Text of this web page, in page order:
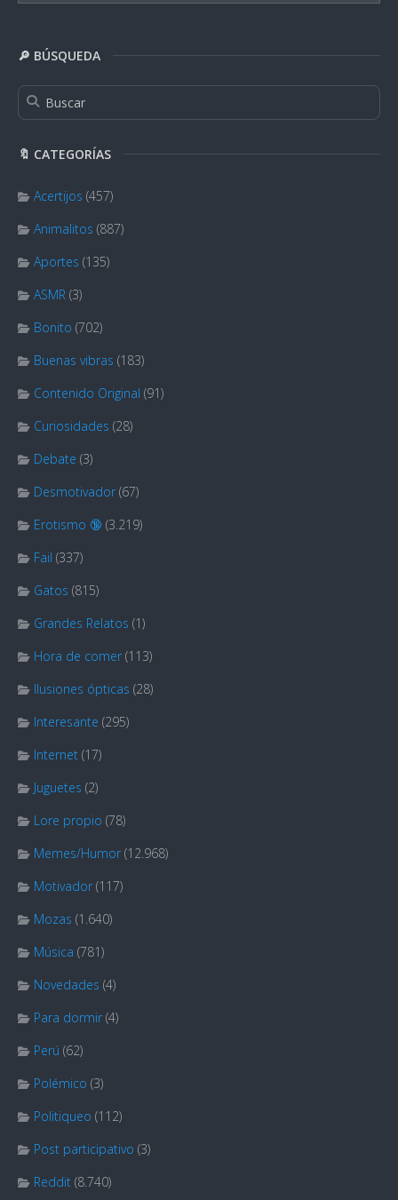
🔎 BÚSQUEDA
🔖 CATEGORÍAS
Acertijos (457)
Animalitos (887)
Aportes (135)
ASMR (3)
Bonito (702)
Buenas vibras (183)
Contenido Original (91)
Curiosidades (28)
Debate (3)
Desmotivador (67)
Erotismo 🔞 (3.219)
Fail (337)
Gatos (815)
Grandes Relatos (1)
Hora de comer (113)
Ilusiones ópticas (28)
Interesante (295)
Internet (17)
Juguetes (2)
Lore propio (78)
Memes/Humor (12.968)
Motivador (117)
Mozas (1.640)
Música (781)
Novedades (4)
Para dormir (4)
Perú (62)
Polémico (3)
Politiqueo (112)
Post participativo (3)
Reddit (8.740)